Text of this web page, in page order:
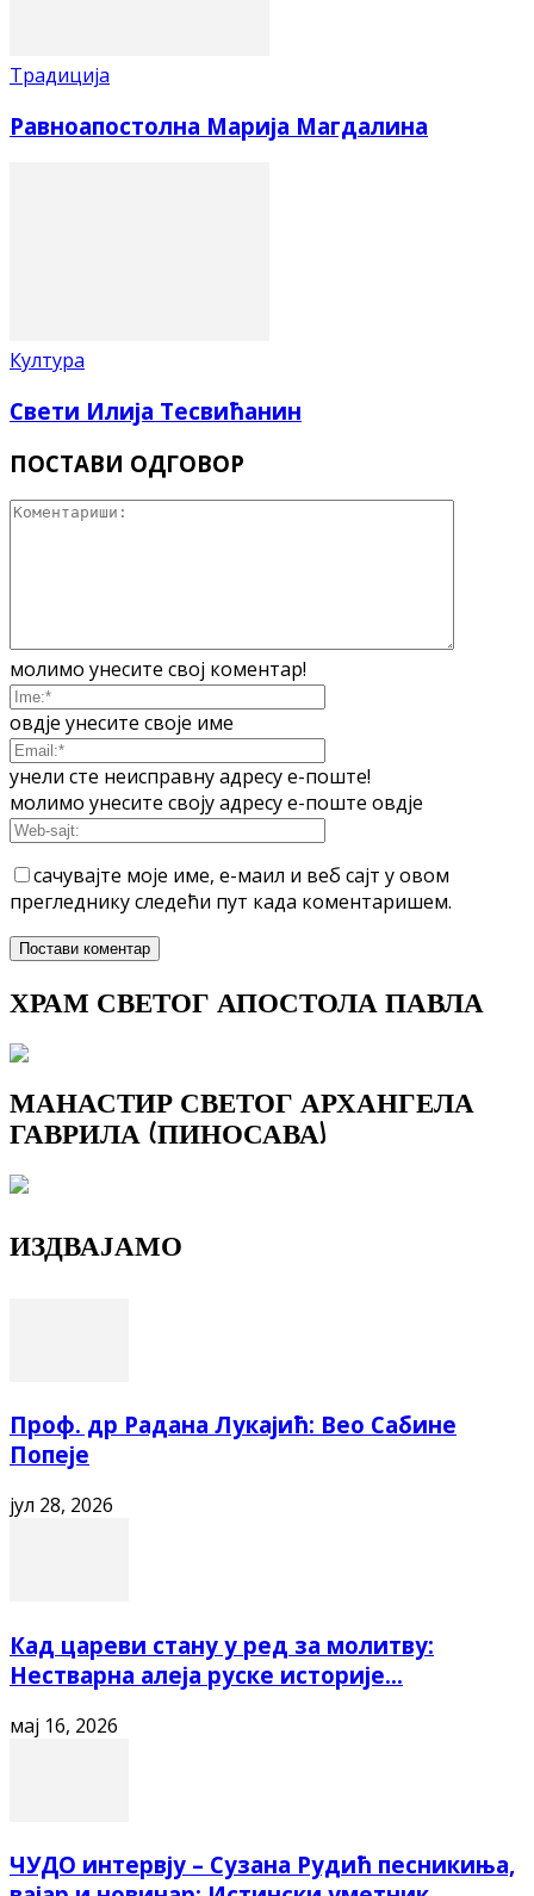
Традиција
Равноапостолна Марија Магдалина
Култура
Свети Илија Тесвићанин
ПОСТАВИ ОДГОВОР
молимо унесите свој коментар!
овдје унесите своје име
унели сте неисправну адресу е-поште!
молимо унесите своју адресу е-поште овдје
сачувајте моје име, е-маил и веб сајт у овом
прегледнику следећи пут када коментаришем.
ХРАМ СВЕТОГ АПОСТОЛА ПАВЛА
МАНАСТИР СВЕТОГ АРХАНГЕЛА
ГАВРИЛА (ПИНОСАВА)
ИЗДВАЈАМО
Проф. др Радана Лукајић: Вео Сабине
Попеје
јул 28, 2026
Кад цареви стану у ред за молитву:
Нестварна алеја руске историје...
мај 16, 2026
ЧУДО интервју – Сузана Рудић песникиња,